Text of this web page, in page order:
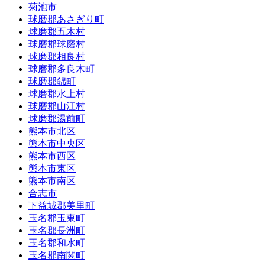
菊池市
球磨郡あさぎり町
球磨郡五木村
球磨郡球磨村
球磨郡相良村
球磨郡多良木町
球磨郡錦町
球磨郡水上村
球磨郡山江村
球磨郡湯前町
熊本市北区
熊本市中央区
熊本市西区
熊本市東区
熊本市南区
合志市
下益城郡美里町
玉名郡玉東町
玉名郡長洲町
玉名郡和水町
玉名郡南関町